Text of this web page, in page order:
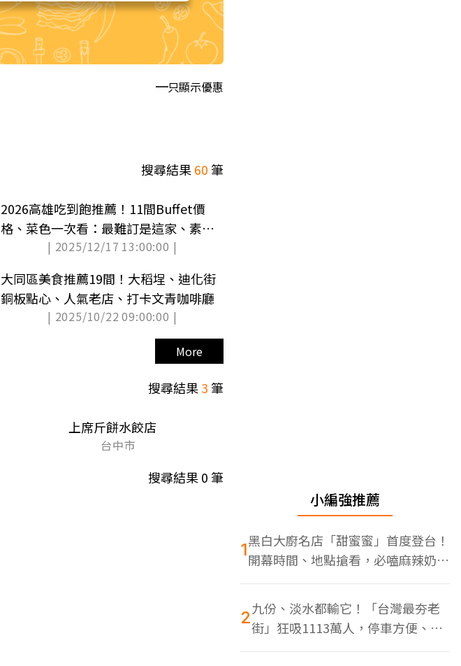
只顯示優惠
搜尋結果60筆
2026高雄吃到飽推薦！11間Buffet價
格、菜色一次看：最難訂是這家、素食
| 2025/12/17 13:00:00 |
大同區美食推薦19間！大稻埕、迪化街
銅板點心、人氣老店、打卡文青咖啡廳
| 2025/10/22 09:00:00 |
More
搜尋結果3筆
上席斤餅水餃店
台中市
搜尋結果0筆
小編強推薦
1黑白大廚名店「甜蜜蜜」首度登台！
開幕時間、地點搶看，必嗑麻辣奶油
蝦
2九份、淡水都輸它！「台灣最夯老
街」狂吸1113萬人，停車方便、特
色美食多